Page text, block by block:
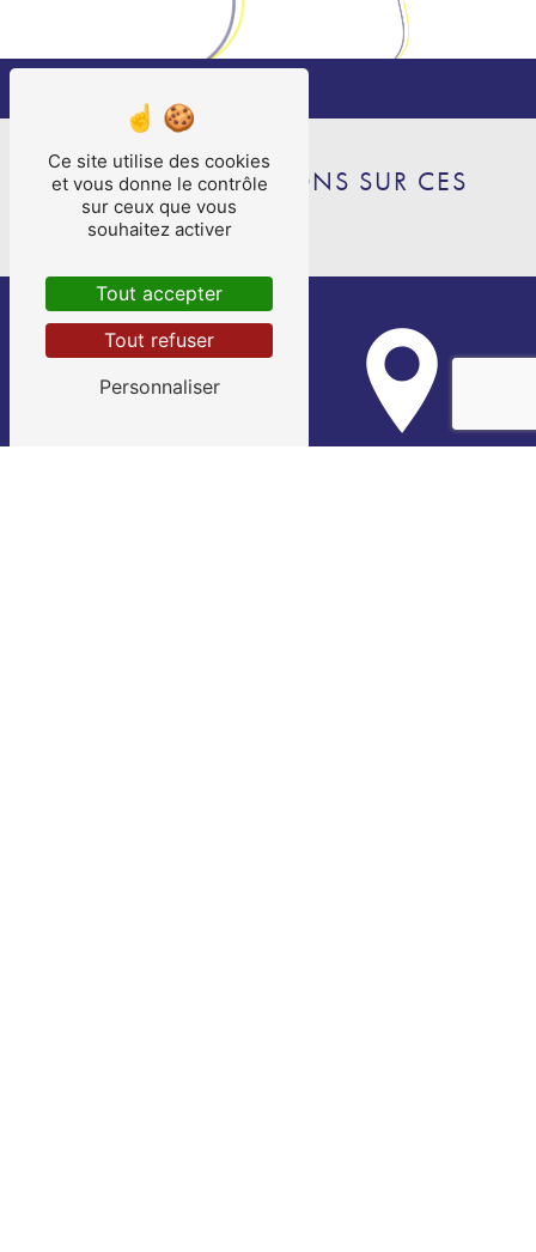
NOS INTERVENTIONS SUR CES
VILLES
Ce site utilise des cookies
et vous donne le contrôle
sur ceux que vous
souhaitez activer
Tout accepter
Tout refuser
Personnaliser